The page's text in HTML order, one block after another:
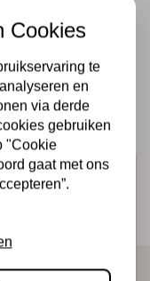
Cookies
te
en
via derde
gebruiken
"Cookie
gaat met ons